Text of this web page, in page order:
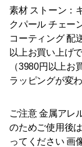
素材 ストーン：
クパール チェー
コーティング 配
以上お買い上げ
（3980円以上
ラッピングが変
ご注意 金属アレ
のためご使用後
ってください 画